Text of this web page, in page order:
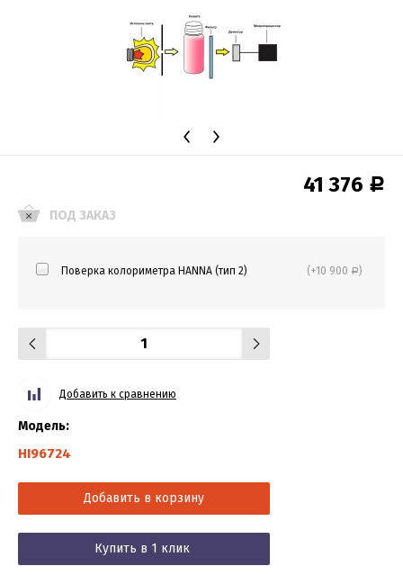
41 376 Р
ПОД ЗАКАЗ
Поверка колориметра HANNA (тип 2) (+10 900 Р)
Добавить к сравнению
Модель:
HI96724
Добавить в корзину
Купить в 1 клик